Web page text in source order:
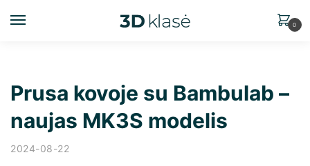
0
Prusa kovoje su Bambulab –
naujas MK3S modelis
2024-08-22